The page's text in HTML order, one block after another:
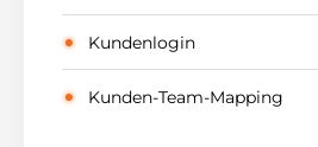
Kundenlogin
Kunden-Team-Mapping